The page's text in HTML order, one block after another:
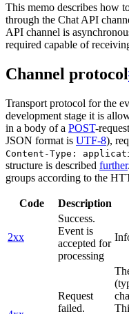
This memo describes how
through the Chat API
API channel is
required capable of
Channel protocol
Transport protocol for the
development stage it is
in a body of a POST-
JSON format is UTF-8),
Content-Type:
structure is described further
groups according to the
Code Description
2xx
Success.
Event is
accepted for
processing
Request
failed.